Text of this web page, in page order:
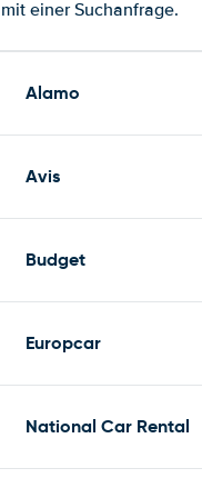
einer Suchanfrage.
Alamo
Avis
Budget
Europcar
National Car Rental